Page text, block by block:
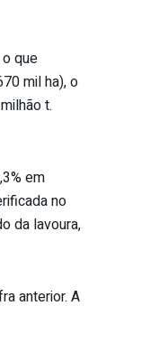
que
mil ha), o
t.
em
no
da lavoura,
anterior. A